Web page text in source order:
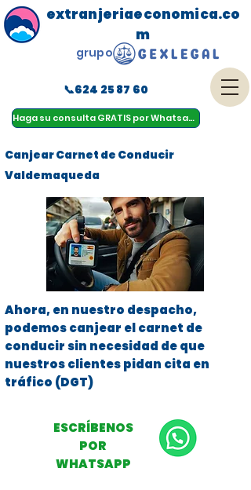
Haga su consulta GRATIS por Whatsapp
menu
extranjeriaeconomica.co
m
📞624 25 87 60
grupo
Canjear Carnet de Conducir
Valdemaqueda
Ahora, en nuestro despacho,
podemos canjear el carnet de
conducir sin necesidad de que
nuestros clientes pidan cita en
tráfico (DGT)
ESCRÍBENOS
POR
WHATSAPP